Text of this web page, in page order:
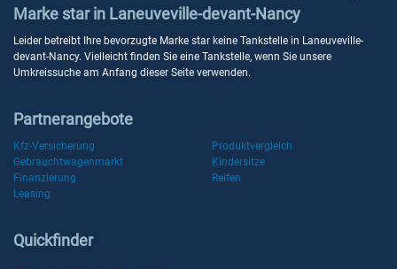
Marke star in Laneuveville-devant-Nancy
Leider betreibt Ihre bevorzugte Marke star keine Tankstelle in Laneuveville-
devant-Nancy. Vielleicht finden Sie eine Tankstelle, wenn Sie unsere
Umkreissuche am Anfang dieser Seite verwenden.
Partnerangebote
Kfz-Versicherung
Produktvergleich
Gebrauchtwagenmarkt
Kindersitze
Finanzierung
Reifen
Leasing
Quickfinder